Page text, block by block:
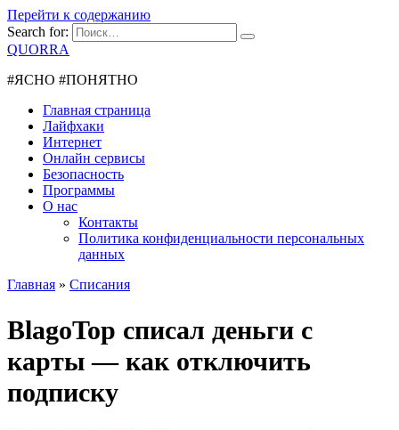
Перейти к содержанию
Search for:
QUORRA
#ЯСНО #ПОНЯТНО
Главная страница
Лайфхаки
Интернет
Онлайн сервисы
Безопасность
Программы
О нас
Контакты
Политика конфиденциальности персональных
данных
Главная » Списания
BlagoTop списал деньги с
карты — как отключить
подписку